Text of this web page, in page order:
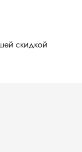
скидкой